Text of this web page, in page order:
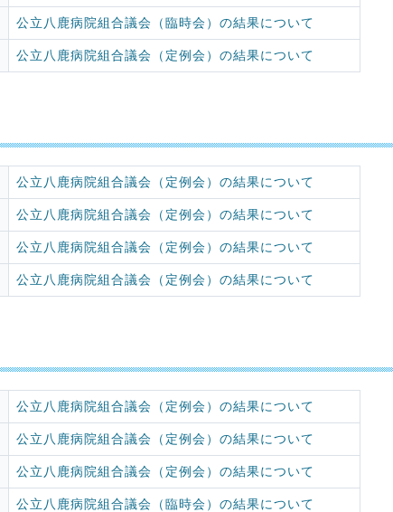
公立八鹿病院組合議会（臨時会）の結果について
公立八鹿病院組合議会（定例会）の結果について
公立八鹿病院組合議会（定例会）の結果について
公立八鹿病院組合議会（定例会）の結果について
公立八鹿病院組合議会（定例会）の結果について
公立八鹿病院組合議会（定例会）の結果について
公立八鹿病院組合議会（定例会）の結果について
公立八鹿病院組合議会（定例会）の結果について
公立八鹿病院組合議会（定例会）の結果について
公立八鹿病院組合議会（臨時会）の結果について